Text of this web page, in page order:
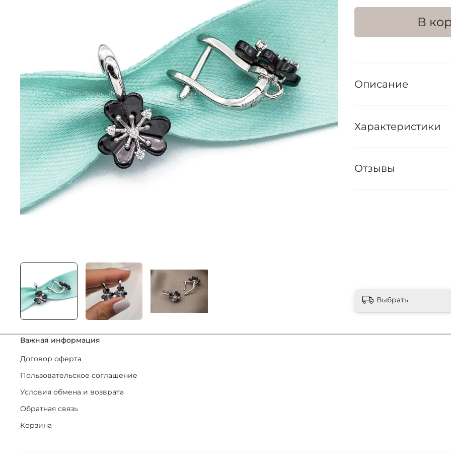
В
Описание
Характеристики
Отзывы
Выбрать
Важная информация
Договор оферта
Пользовательское соглашение
Условия обмена и возврата
Обратная связь
Корзина